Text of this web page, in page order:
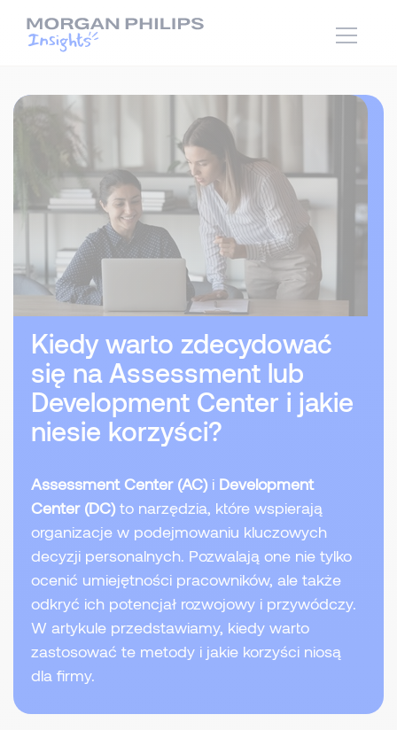
Kiedy warto zdecydować
się na Assessment lub
Development Center i jakie
niesie korzyści?
Assessment Center (AC) i Development
Center (DC) to narzędzia, które wspierają
organizacje w podejmowaniu kluczowych
decyzji personalnych. Pozwalają one nie tylko
ocenić umiejętności pracowników, ale także
odkryć ich potencjał rozwojowy i przywódczy.
W artykule przedstawiamy, kiedy warto
zastosować te metody i jakie korzyści niosą
dla firmy.